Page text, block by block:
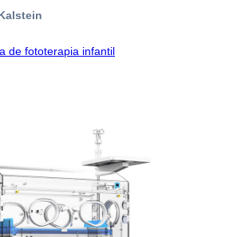
de fototerapia infantil